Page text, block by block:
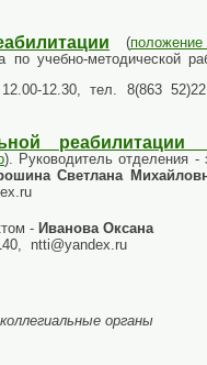
(
по учебно-методической
12.30, тел. 8(863
). Руководитель отделения -
Светлана
- Иванова Оксана
ntti@yandex.ru
органы